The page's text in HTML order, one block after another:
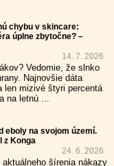
chybu v skincare:
úplne zbytočne? –
14. 7. 2026
Vedomie, že slnko
Najnovšie dáta
len mizivé štyri percentá
na letnú ...
eboly na svojom území.
z Konga
24. 6. 2026
šírenia nákazy